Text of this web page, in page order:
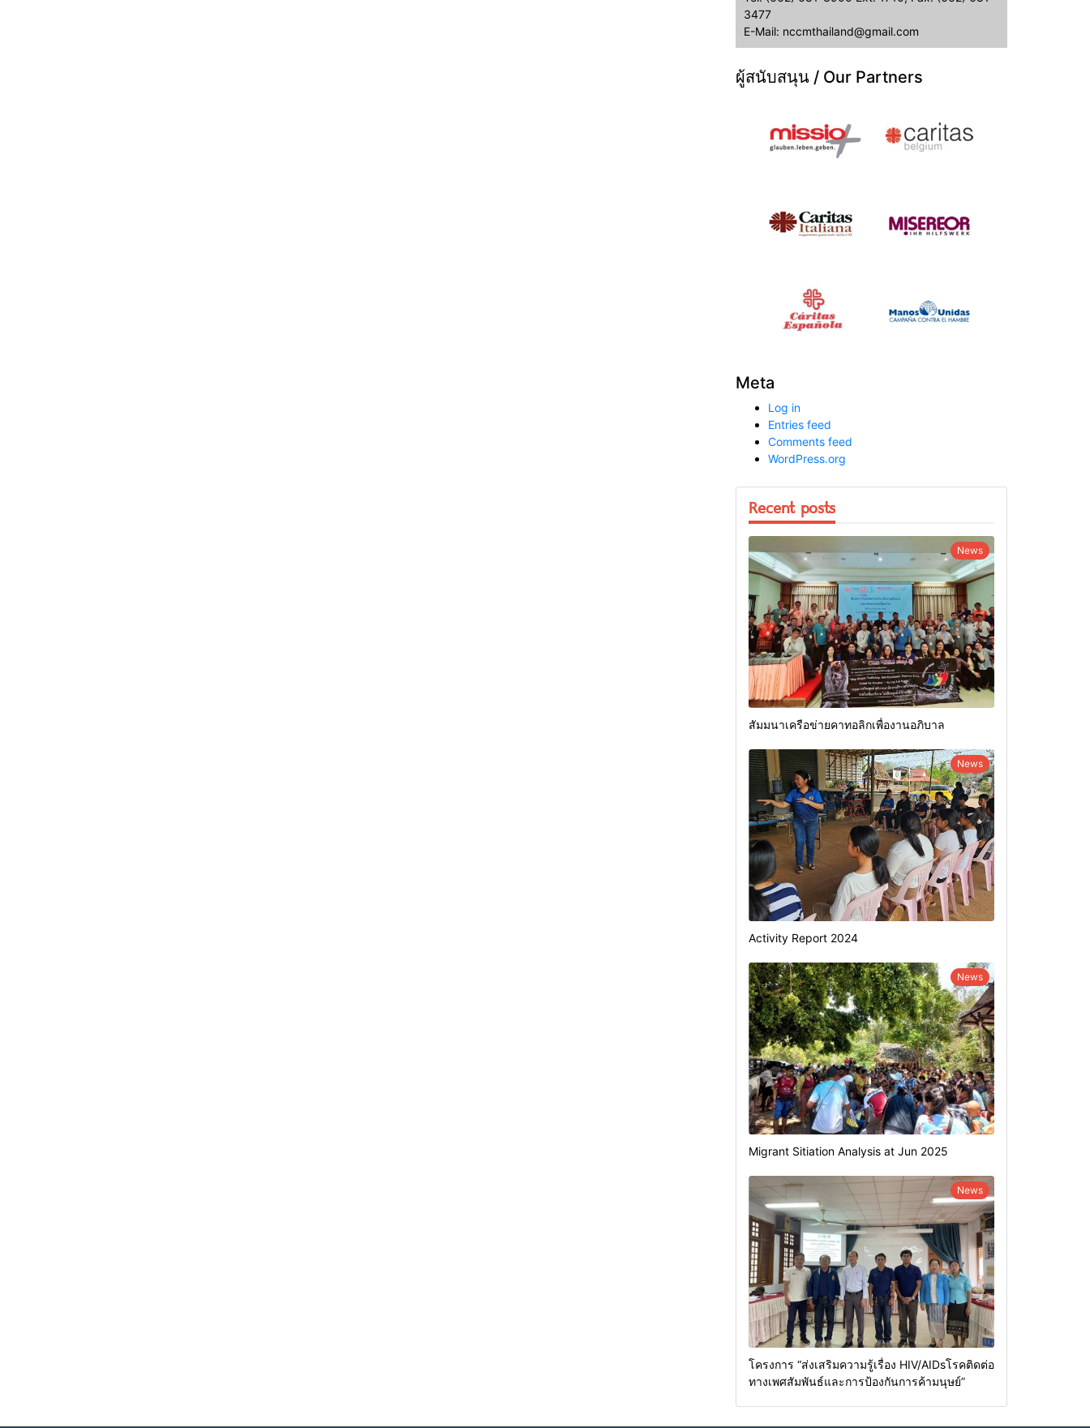
3477
E-Mail: nccmthailand@gmail.com
ผู้สนับสนุน / Our Partners
Meta
Log in
Entries feed
Comments feed
WordPress.org
Recent posts
News
สัมมนาเครือข่ายคาทอลิกเพื่องานอภิบาล
News
Activity Report 2024
News
Migrant Sitiation Analysis at Jun 2025
News
โครงการ “ส่งเสริมความรู้เรื่อง HIV/AIDsโรคติดต่อ
ทางเพศสัมพันธ์และการป้องกันการค้ามนุษย์”